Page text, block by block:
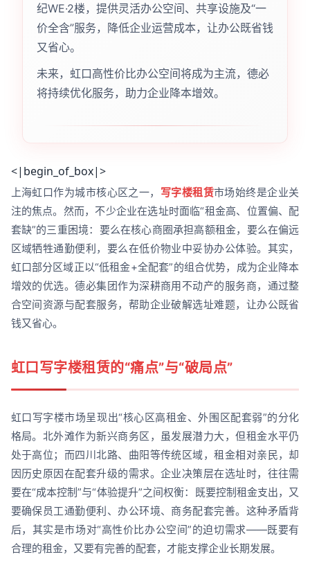
纪WE·2楼，提供灵活办公空间、共享设施及“一
价全含”服务，降低企业运营成本，让办公既省钱
又省心。
未来，虹口高性价比办公空间将成为主流，德必
将持续优化服务，助力企业降本增效。
<|begin_of_box|>
上海虹口作为城市核心区之一， 写字楼租赁市场始终是企业关
注的焦点。然而，不少企业在选址时面临“租金高、位置偏、配
套缺”的三重困境：要么在核心商圈承担高额租金，要么在偏远
区域牺牲通勤便利，要么在低价物业中妥协办公体验。其实，
虹口部分区域正以“低租金+全配套”的组合优势，成为企业降本
增效的优选。德必集团作为深耕商用不动产的服务商，通过整
合空间资源与配套服务，帮助企业破解选址难题，让办公既省
钱又省心。
虹口写字楼租赁的“痛点”与“破局点”
虹口写字楼市场呈现出“核心区高租金、外围区配套弱”的分化
格局。北外滩作为新兴商务区，虽发展潜力大，但租金水平仍
处于高位；而四川北路、曲阳等传统区域，租金相对亲民，却
因历史原因在配套升级的需求。企业决策层在选址时，往往需
要在“成本控制”与“体验提升”之间权衡：既要控制租金支出，又
要确保员工通勤便利、办公环境、商务配套完善。这种矛盾背
后，其实是市场对“高性价比办公空间”的迫切需求——既要有
合理的租金，又要有完善的配套，才能支撑企业长期发展。